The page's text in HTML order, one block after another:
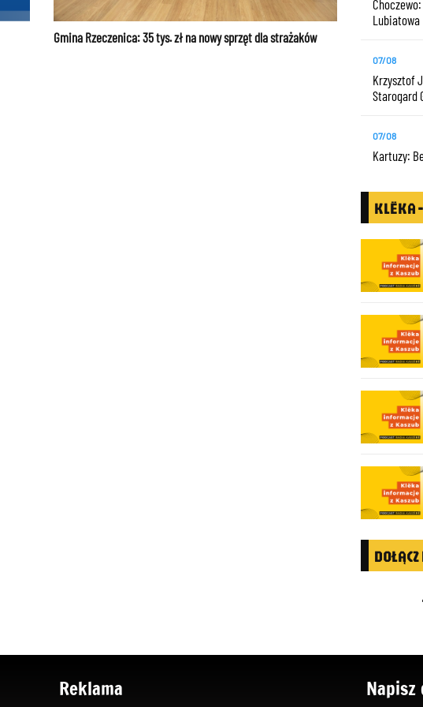
Gmina Rzeczenica: 35 tys. zł na nowy sprzęt dla strażaków
Lubiatowa
07/08
Krzysztof
Starogard
07/08
Kartuzy:
KLËKA
Reklama Napisz